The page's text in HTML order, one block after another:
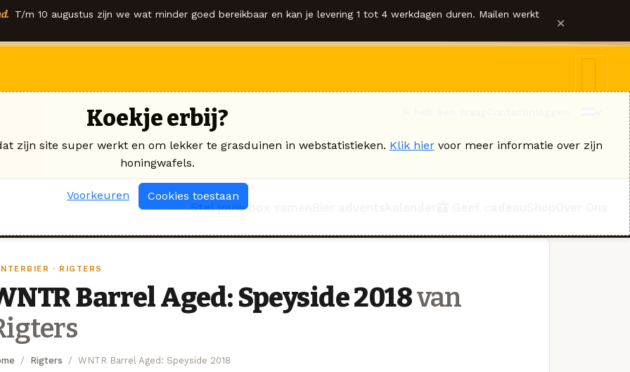
T/m 10 augustus zijn we wat minder goed bereikbaar en kan je levering 1 tot 4 werkdagen duren. Mailen werkt ×
Stel jouw box samen
· RIGTERS
Barrel Aged: Speyside 2018van
Rigters WNTR Barrel Aged: Speyside 2018
Koekje erbij?
zijn site super werkt en om lekker te grasduinen in webstatistieken. Klik hier voor meer informatie over zijn
honingwafels.
Voorkeuren Cookies toestaan